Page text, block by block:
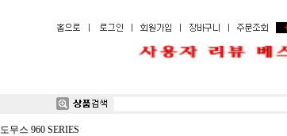
도무스 960 SERIES